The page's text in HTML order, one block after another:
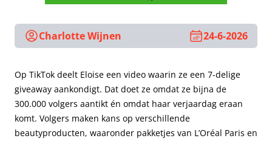
Charlotte Wijnen 24-6-2026
Op TikTok deelt Eloise een video waarin ze een 7-delige
giveaway aankondigt. Dat doet ze omdat ze bijna de
300.000 volgers aantikt én omdat haar verjaardag eraan
komt. Volgers maken kans op verschillende
beautyproducten, waaronder pakketjes van L’Oréal Paris en